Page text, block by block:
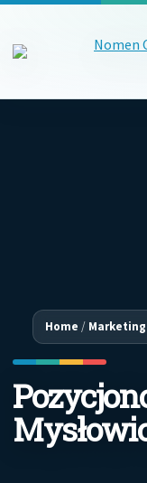
Home /